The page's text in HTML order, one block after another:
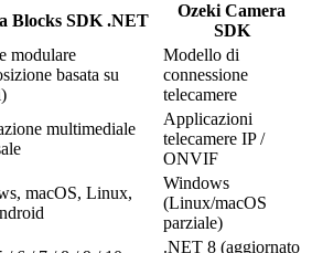
Blocks SDK .NET
Ozeki Camera
SDK
modulare
basata su
Modello di
connessione
telecamere
multimediale
Applicazioni
telecamere IP /
ONVIF
macOS, Linux,
Windows
(Linux/macOS
parziale)
.NET 8 (aggiornato